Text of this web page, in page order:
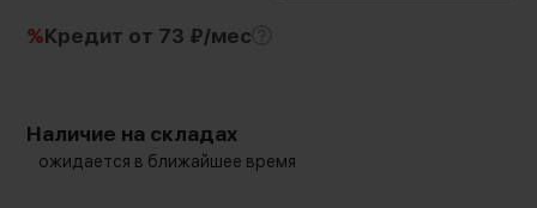
%Кредит от 73 ₽/мес
Наличие на складах
ожидается в ближайшее время